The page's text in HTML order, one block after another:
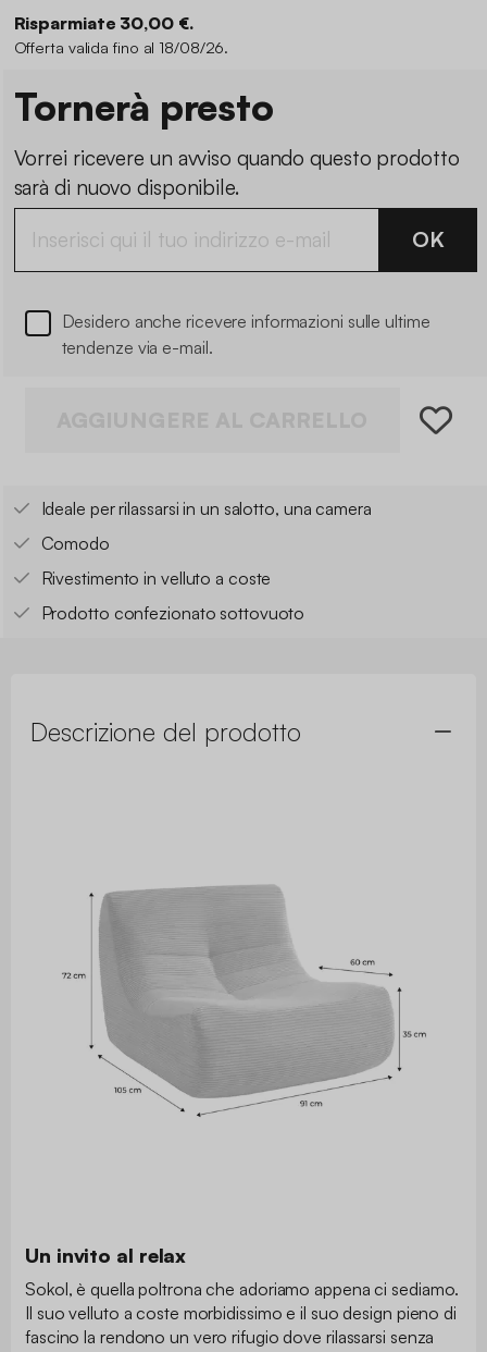
Risparmiate 30,00 €.
Offerta valida fino al 18/08/26.
Tornerà presto
Vorrei ricevere un avviso quando questo prodotto
sarà di nuovo disponibile.
OK
Desidero anche ricevere informazioni sulle ultime
tendenze via e-mail.
Ideale per rilassarsi in un salotto, una camera
Comodo
Rivestimento in velluto a coste
Prodotto confezionato sottovuoto
Descrizione del prodotto
Un invito al relax
Sokol, è quella poltrona che adoriamo appena ci sediamo.
Il suo velluto a coste morbidissimo e il suo design pieno di
fascino la rendono un vero rifugio dove rilassarsi senza